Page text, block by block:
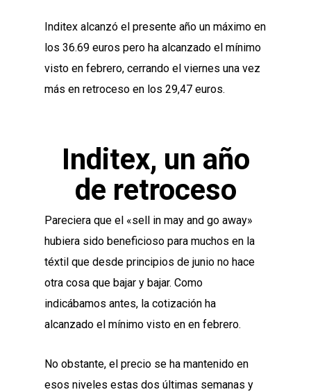
Inditex alcanzó el presente año un máximo en
los 36.69 euros pero ha alcanzado el mínimo
visto en febrero, cerrando el viernes una vez
más en retroceso en los 29,47 euros.
Inditex, un año
de retroceso
Pareciera que el «sell in may and go away»
hubiera sido beneficioso para muchos en la
téxtil que desde principios de junio no hace
otra cosa que bajar y bajar. Como
indicábamos antes, la cotización ha
alcanzado el mínimo visto en en febrero.
No obstante, el precio se ha mantenido en
esos niveles estas dos últimas semanas y